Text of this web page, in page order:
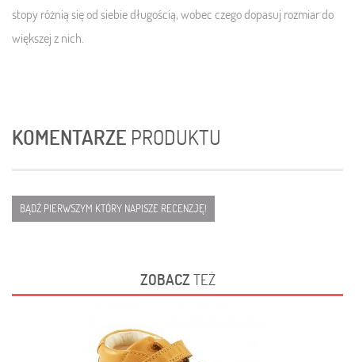
stopy różnią się od siebie długością, wobec czego dopasuj rozmiar do
większej z nich.
KOMENTARZE PRODUKTU
BĄDŹ PIERWSZYM KTÓRY NAPISZE RECENZJĘ!
ZOBACZTEŻ